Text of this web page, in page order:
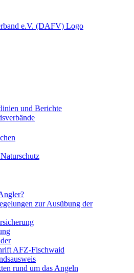
und Berichte
zur Ausübung der
AFZ-Fischwaid
rund um das Angeln